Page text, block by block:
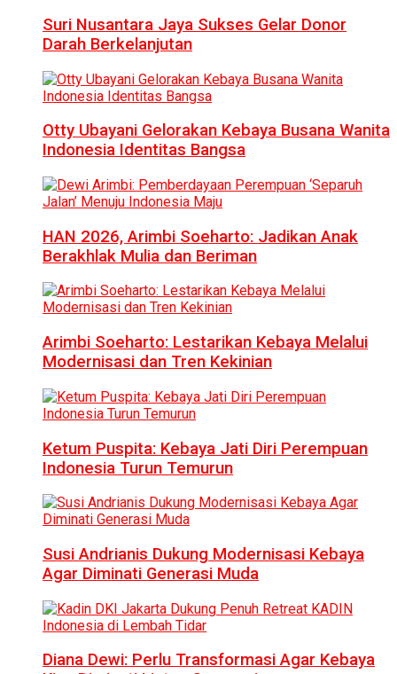
Suri Nusantara Jaya Sukses Gelar Donor
Darah Berkelanjutan
Otty Ubayani Gelorakan Kebaya Busana Wanita
Indonesia Identitas Bangsa
HAN 2026, Arimbi Soeharto: Jadikan Anak
Berakhlak Mulia dan Beriman
Arimbi Soeharto: Lestarikan Kebaya Melalui
Modernisasi dan Tren Kekinian
Ketum Puspita: Kebaya Jati Diri Perempuan
Indonesia Turun Temurun
Susi Andrianis Dukung Modernisasi Kebaya
Agar Diminati Generasi Muda
Diana Dewi: Perlu Transformasi Agar Kebaya